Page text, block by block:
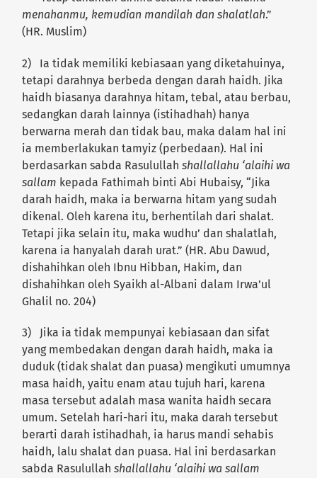
menahanmu, kemudian mandilah dan shalatlah.”
(HR. Muslim)
2) Ia tidak memiliki kebiasaan yang diketahuinya,
tetapi darahnya berbeda dengan darah haidh. Jika
haidh biasanya darahnya hitam, tebal, atau berbau,
sedangkan darah lainnya (istihadhah) hanya
berwarna merah dan tidak bau, maka dalam hal ini
ia memberlakukan tamyiz (perbedaan). Hal ini
berdasarkan sabda Rasulullahshallallahu ‘alaihi wa
sallam kepada Fathimah binti Abi Hubaisy, “Jika
darah haidh, maka ia berwarna hitam yang sudah
dikenal. Oleh karena itu, berhentilah dari shalat.
Tetapi jika selain itu, maka wudhu’ dan shalatlah,
karena ia hanyalah darah urat.” (HR. Abu Dawud,
dishahihkan oleh Ibnu Hibban, Hakim, dan
dishahihkan oleh Syaikh al-Albani dalam Irwa’ul
Ghalil no. 204)
3) Jika ia tidak mempunyai kebiasaan dan sifat
yang membedakan dengan darah haidh, maka ia
duduk (tidak shalat dan puasa) mengikuti umumnya
masa haidh, yaitu enam atau tujuh hari, karena
masa tersebut adalah masa wanita haidh secara
umum. Setelah hari-hari itu, maka darah tersebut
berarti darah istihadhah, ia harus mandi sehabis
haidh, lalu shalat dan puasa. Hal ini berdasarkan
sabda Rasulullahshallallahu ‘alaihi wa sallam